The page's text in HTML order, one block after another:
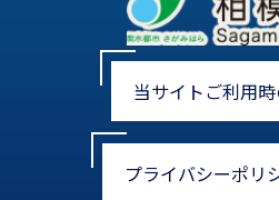
当サイトご利用
プライバシーポリ